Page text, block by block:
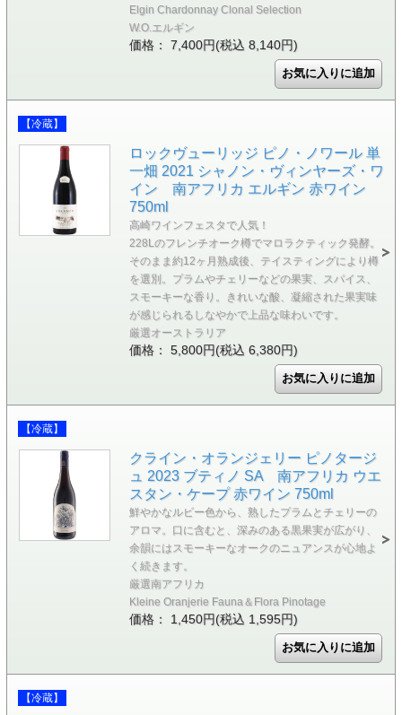
Elgin Chardonnay Clonal Selection
W.O.エルギン
価格： 7,400円(税込 8,140円)
【冷蔵】
ロックヴューリッジ ピノ・ノワール 単
一畑 2021 シャノン・ヴィンヤーズ・ワ
イン 南アフリカ エルギン 赤ワイン
750ml
高崎ワインフェスタで人気！
228Lのフレンチオーク樽でマロラクティック発酵。
そのまま約12ヶ月熟成後、テイスティングにより樽
を選別。プラムやチェリーなどの果実、スパイス、
スモーキーな香り。きれいな酸、凝縮された果実味
が感じられるしなやかで上品な味わいです。
厳選オーストラリア
価格： 5,800円(税込 6,380円)
【冷蔵】
クライン・オランジェリー ピノタージ
ュ 2023 ブティノ SA 南アフリカ ウエ
スタン・ケープ 赤ワイン 750ml
鮮やかなルビー色から、熟したプラムとチェリーの
アロマ。口に含むと、深みのある黒果実が広がり、
余韻にはスモーキーなオークのニュアンスが心地よ
く続きます。
厳選南アフリカ
Kleine Oranjerie Fauna＆Flora Pinotage
価格： 1,450円(税込 1,595円)
【冷蔵】